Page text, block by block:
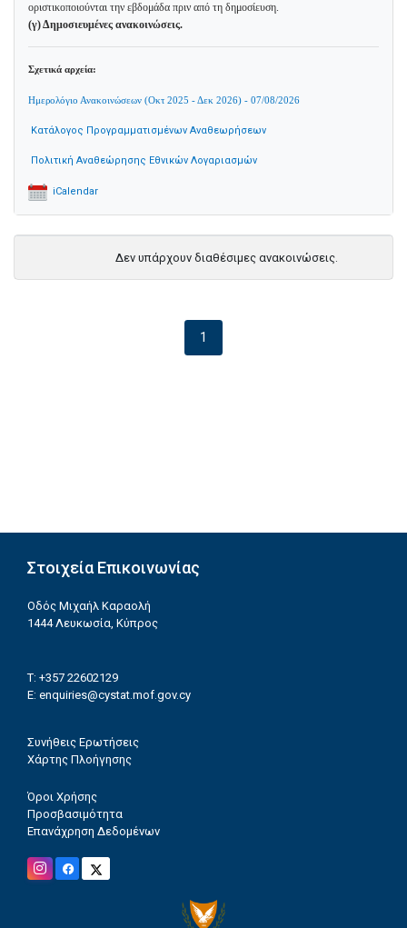
οριστικοποιούνται την εβδομάδα πριν από τη δημοσίευση.
(γ) Δημοσιευμένες ανακοινώσεις.
Σχετικά αρχεία:
Ημερολόγιο Ανακοινώσεων (Οκτ 2025 - Δεκ 2026) - 07/08/2026
Κατάλογος Προγραμματισμένων Αναθεωρήσεων
Πολιτική Αναθεώρησης Εθνικών Λογαριασμών
iCalendar
Δεν υπάρχουν διαθέσιμες ανακοινώσεις.
1
Στοιχεία Επικοινωνίας
Οδός Μιχαήλ Καραολή
1444 Λευκωσία, Κύπρος
T: +357 22602129
E: enquiries@cystat.mof.gov.cy
Συνήθεις Ερωτήσεις
Χάρτης Πλοήγησης
Όροι Χρήσης
Προσβασιμότητα
Επανάχρηση Δεδομένων